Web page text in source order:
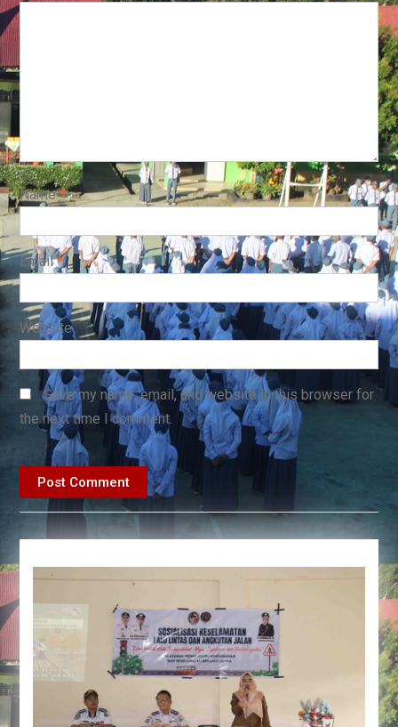
Name*
Email*
Website
Save my name, email, and website in this browser for
the next time I comment.